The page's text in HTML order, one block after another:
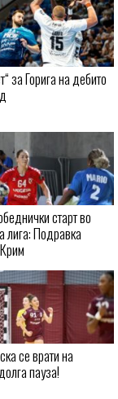
за Горига на дебито
старт во
лига: Подравка
се врати на
пауза!